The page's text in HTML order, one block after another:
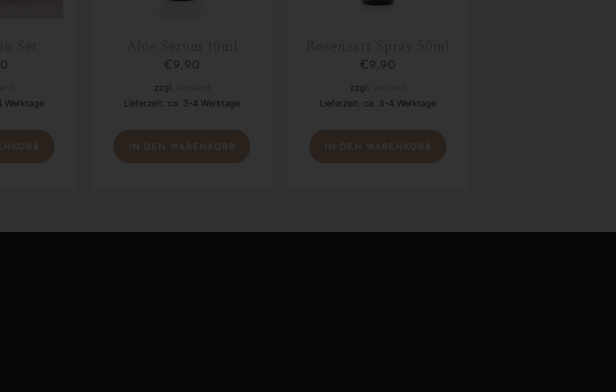
Werktage
€9,90
zzgl.
Lieferzeit: ca. 3-4 Werktage
€9,90
zzgl.
Lieferzeit: ca. 3-4 Werktage